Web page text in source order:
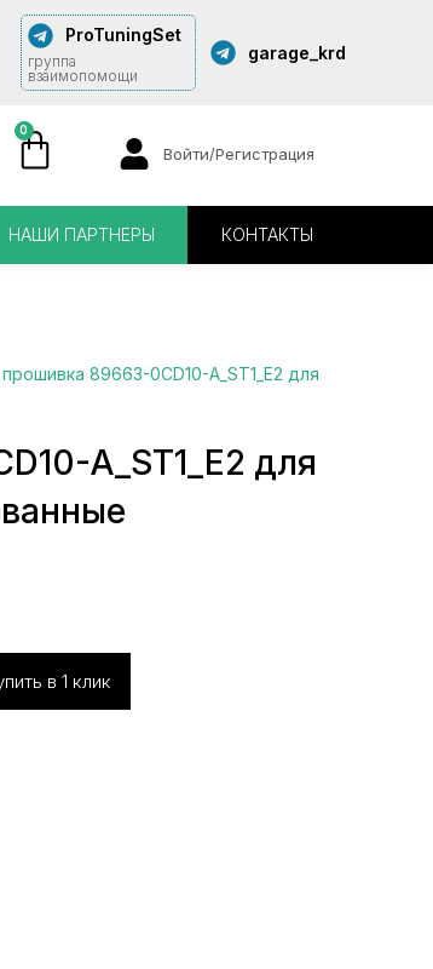
ProTuningSet
группа
взаимопомощи
garage_krd
0
Войти/Регистрация
НАШИ ПАРТНЕРЫ КОНТАКТЫ
89663-0CD10-A_ST1_E2 для
A_ST1_E2 для
в 1 клик